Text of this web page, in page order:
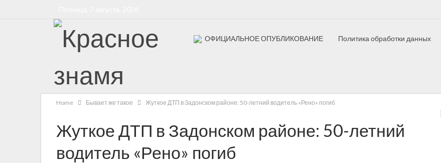
ОФИЦИАЛЬНОЕ ОПУБЛИКОВАНИЕ Политика обработки данных
Home Бывает же такое Жуткое ДТП в Задонском районе: 50-летний водитель «Рено» погиб
Жуткое ДТП в Задонском районе: 50-летний
водитель «Рено» погиб